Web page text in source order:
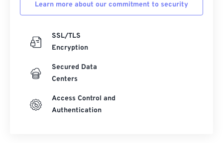
Learn more about our commitment to security
SSL/TLS
Encryption
Secured Data
Centers
Access Control and
Authentication